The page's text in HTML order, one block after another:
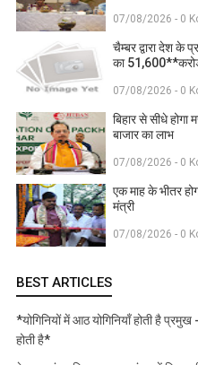
07/08/2026 - 0
चैम्बर द्वारा देश के
का
07/08/2026 - 0
बिहार से सीधे होगा
बाजार का लाभ
07/08/2026 - 0
एक माह के भीतर
मंत्री
07/08/2026 - 0
BEST ARTICLES
*योगिनियों में आठ योगिनियाँ होती है प्रमुख
होती है*